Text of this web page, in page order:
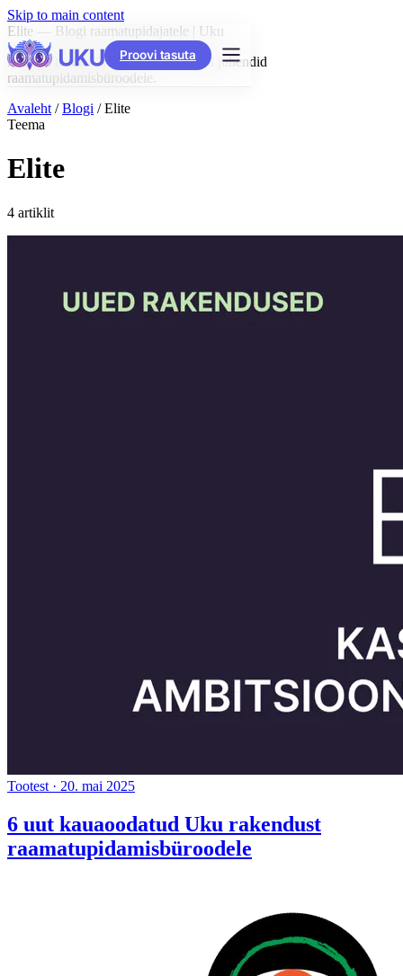
Skip to main content
Proovi tasuta
Elite — Blogi raamatupidajatele | Uku
Artiklid teemal "Elite" — praktilised juhendid
raamatupidamisbüroodele.
Avaleht / Blogi / Elite
Teema
Elite
4 artiklit
Tootest · 20. mai 2025
6 uut kauaoodatud Uku rakendust
raamatupidamisbüroodele